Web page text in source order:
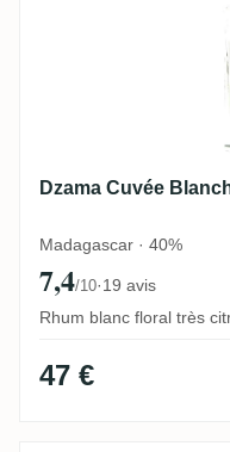
Dzama Cuvée
Madagascar · 40%
7,4/10·19 avis
Rhum blanc floral très
47 €